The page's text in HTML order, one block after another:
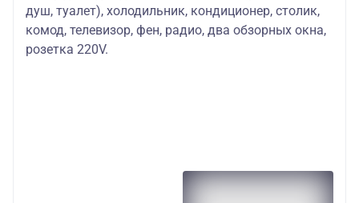
душ, туалет), холодильник, кондиционер, столик,
комод, телевизор, фен, радио, два обзорных окна,
розетка 220V.